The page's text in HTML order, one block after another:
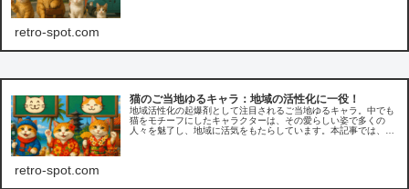
retro-spot.com
猫のご当地ゆるキャラ：地域の活性化に一役！
地域活性化の起爆剤として注目されるご当地ゆるキャラ。中でも
猫をモチーフにしたキャラクターは、その愛らしい姿で多くの
人々を魅了し、地域に活気をもたらしています。本記事では、猫
retro-spot.com